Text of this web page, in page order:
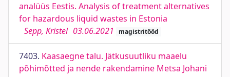
analüüs Eestis. Analysis of treatment alternatives
for hazardous liquid wastes in Estonia
Sepp, Kristel 03.06.2021 magistritööd
7403. Kaasaegne talu. Jätkusuutliku maaelu
põhimõtted ja nende rakendamine Metsa Johani